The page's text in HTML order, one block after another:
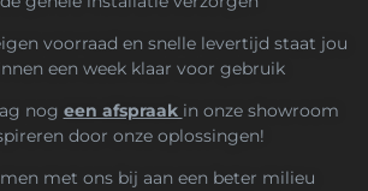
voorraad en snelle levertijd staat jou
een week klaar voor gebruik
nog een afspraak in onze showroom
door onze oplossingen!
met ons bij aan een beter milieu